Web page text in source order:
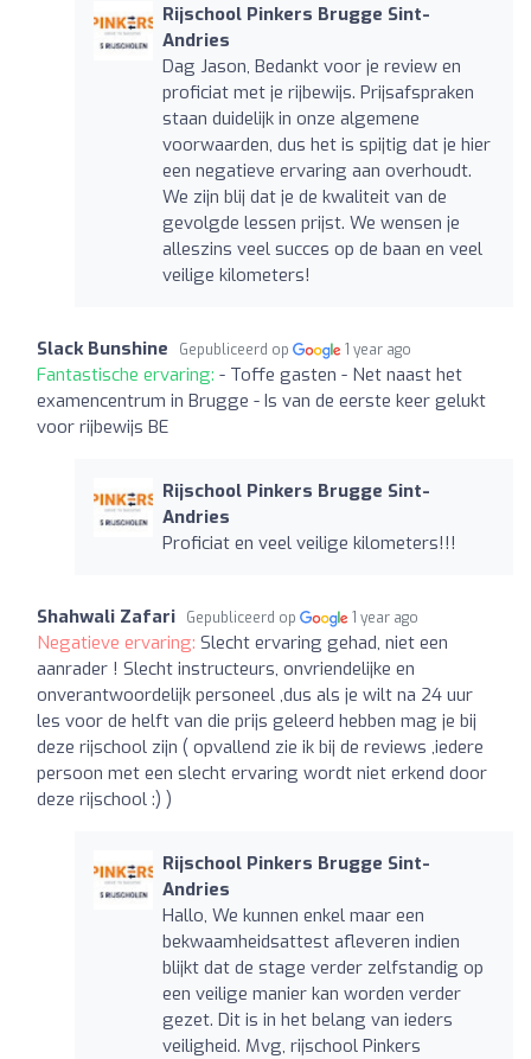
Rijschool Pinkers Brugge Sint-
Andries
Dag Jason, Bedankt voor je review en
proficiat met je rijbewijs. Prijsafspraken
staan duidelijk in onze algemene
voorwaarden, dus het is spijtig dat je hier
een negatieve ervaring aan overhoudt.
We zijn blij dat je de kwaliteit van de
gevolgde lessen prijst. We wensen je
alleszins veel succes op de baan en veel
veilige kilometers!
Slack Bunshine Gepubliceerd op 1 year ago
Fantastische ervaring: - Toffe gasten - Net naast het
examencentrum in Brugge - Is van de eerste keer gelukt
voor rijbewijs BE
Rijschool Pinkers Brugge Sint-
Andries
Proficiat en veel veilige kilometers!!!
Shahwali Zafari Gepubliceerd op 1 year ago
Negatieve ervaring: Slecht ervaring gehad, niet een
aanrader ! Slecht instructeurs, onvriendelijke en
onverantwoordelijk personeel ,dus als je wilt na 24 uur
les voor de helft van die prijs geleerd hebben mag je bij
deze rijschool zijn ( opvallend zie ik bij de reviews ,iedere
persoon met een slecht ervaring wordt niet erkend door
deze rijschool :) )
Rijschool Pinkers Brugge Sint-
Andries
Hallo, We kunnen enkel maar een
bekwaamheidsattest afleveren indien
blijkt dat de stage verder zelfstandig op
een veilige manier kan worden verder
gezet. Dit is in het belang van ieders
veiligheid. Mvg, rijschool Pinkers